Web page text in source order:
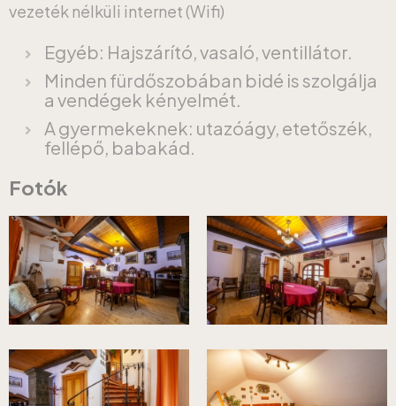
vezeték nélküli internet (Wifi)
Egyéb: Hajszárító, vasaló, ventillátor.
Minden fürdőszobában bidé is szolgálja
a vendégek kényelmét.
A gyermekeknek: utazóágy, etetőszék,
fellépő, babakád.
Fotók